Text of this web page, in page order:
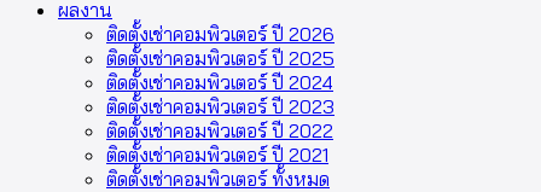
ผลงาน
ติดตั้งเช่าคอมพิวเตอร์ ปี 2026
ติดตั้งเช่าคอมพิวเตอร์ ปี 2025
ติดตั้งเช่าคอมพิวเตอร์ ปี 2024
ติดตั้งเช่าคอมพิวเตอร์ ปี 2023
ติดตั้งเช่าคอมพิวเตอร์ ปี 2022
ติดตั้งเช่าคอมพิวเตอร์ ปี 2021
ติดตั้งเช่าคอมพิวเตอร์ ทั้งหมด